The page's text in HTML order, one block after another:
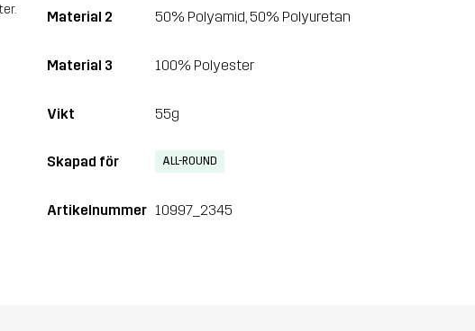
Material 2 50% Polyamid, 50% Polyuretan
Material 3 100% Polyester
Vikt 55g
Skapad för ALL-ROUND
Artikelnummer 10997_2345